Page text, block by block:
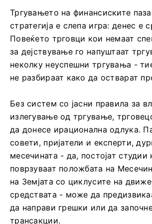
Тргувањето на финансиските
стратегија е слепа игра: денес е
Повеќето трговци кои немаат
за дејствување го напуштаат
неколку неуспешни тргувања -
не разбираат како да остварат
Без систем со јасни правила за
излегување од тргување,
да донесе ирационална одлука.
совети, пријатели и експерти,
месечината - да, постојат студии
поврзуваат положбата на
на Земјата со циклусите на
средствата - може да
да направи грешки или да
трансакции.